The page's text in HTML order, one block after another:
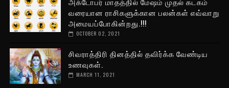
வரையான ராசிகளுக்கான பலன்கள் எவ்வாறு
அமையப்போகின்றது.!!!
OCTOBER 02, 2021
சிவராத்திரி தினத்தில் தவிர்க்க வேண்டிய
உணவுகள்.
MARCH 11, 2021